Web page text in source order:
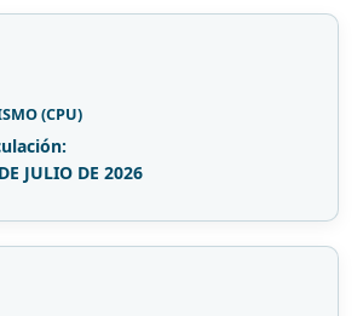
(CPU)
JULIO DE 2026